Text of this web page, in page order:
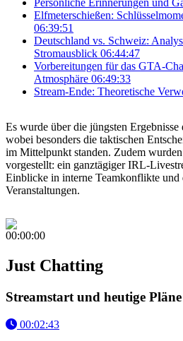
Persönliche Erinnerungen und
Elfmeterschießen:
06:39:51
Deutschland vs. Schweiz:
Stromausblick 06:44:47
Vorbereitungen für das GTA-
Atmosphäre 06:49:33
Stream-Ende: Theoretische
Es wurde über die jüngsten
wobei besonders die taktischen
im Mittelpunkt standen. Zudem
vorgestellt: ein ganztägiger IRL-
Einblicke in interne Teamkonflikte und
Veranstaltungen.
00:00:00
Just Chatting
Streamstart und heutige Pläne
00:02:43